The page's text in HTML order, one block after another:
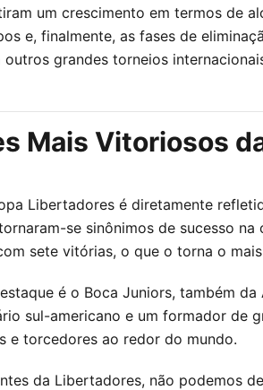
um crescimento em termos de
e, finalmente, as fases de
grandes torneios
Mais Vitoriosos
Libertadores é diretamente
se sinônimos de sucesso
sete vitórias, o que o torna o
é o Boca Juniors, também
sul-americano e um formador de
e torcedores ao redor do mundo.
da Libertadores, não podemos